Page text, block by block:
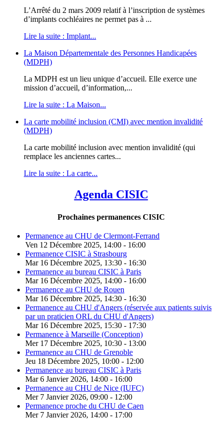
L’Arrêté du 2 mars 2009 relatif à l’inscription de systèmes
d’implants cochléaires ne permet pas à ...
Lire la suite : Implant...
La Maison Départementale des Personnes Handicapées
(MDPH)
La MDPH est un lieu unique d’accueil. Elle exerce une
mission d’accueil, d’information,...
Lire la suite : La Maison...
La carte mobilité inclusion (CMI) avec mention invalidité
(MDPH)
La carte mobilité inclusion avec mention invalidité (qui
remplace les anciennes cartes...
Lire la suite : La carte...
Agenda CISIC
Prochaines permanences CISIC
Permanence au CHU de Clermont-Ferrand
Ven 12 Décembre 2025, 14:00 - 16:00
Permanence CISIC à Strasbourg
Mar 16 Décembre 2025, 13:30 - 16:30
Permanence au bureau CISIC à Paris
Mar 16 Décembre 2025, 14:00 - 16:00
Permanence au CHU de Rouen
Mar 16 Décembre 2025, 14:30 - 16:30
Permanence au CHU d'Angers (réservée aux patients suivis
par un praticien ORL du CHU d'Angers)
Mar 16 Décembre 2025, 15:30 - 17:30
Permanence à Marseille (Conception)
Mer 17 Décembre 2025, 10:30 - 13:00
Permanence au CHU de Grenoble
Jeu 18 Décembre 2025, 10:00 - 12:00
Permanence au bureau CISIC à Paris
Mar 6 Janvier 2026, 14:00 - 16:00
Permanence au CHU de Nice (IUFC)
Mer 7 Janvier 2026, 09:00 - 12:00
Permanence proche du CHU de Caen
Mer 7 Janvier 2026, 14:00 - 17:00